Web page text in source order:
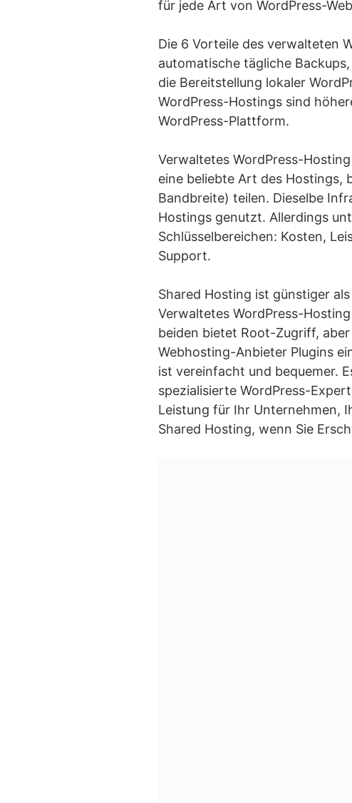
für jede Art von WordPress-
Die 6 Vorteile des verwalteten
automatische tägliche
die Bereitstellung lokaler
WordPress-Hostings sind
WordPress-Plattform.
Verwaltetes WordPress-
eine beliebte Art des Hostings,
Bandbreite) teilen. Dieselbe
Hostings genutzt. Allerdings
Schlüsselbereichen: Kosten,
Support.
Shared Hosting ist günstiger
Verwaltetes WordPress-
beiden bietet Root-Zugriff,
Webhosting-Anbieter Plugins
ist vereinfacht und bequemer.
spezialisierte WordPress-
Leistung für Ihr Unternehmen,
Shared Hosting, wenn Sie